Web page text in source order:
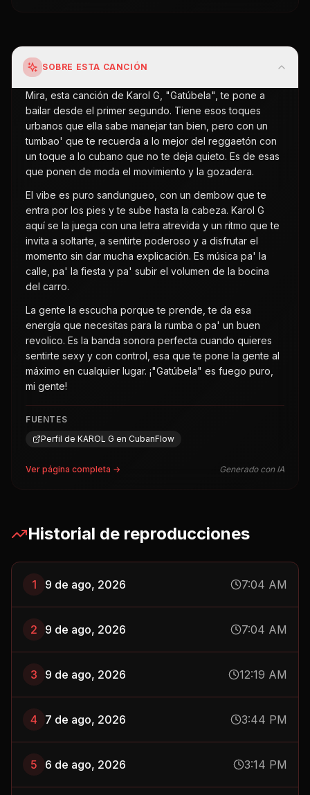
SOBRE ESTA CANCIÓN
Mira, esta canción de Karol G, "Gatúbela", te pone a
bailar desde el primer segundo. Tiene esos toques
urbanos que ella sabe manejar tan bien, pero con un
tumbao' que te recuerda a lo mejor del reggaetón con
un toque a lo cubano que no te deja quieto. Es de esas
que ponen de moda el movimiento y la gozadera.
El vibe es puro sandungueo, con un dembow que te
entra por los pies y te sube hasta la cabeza. Karol G
aquí se la juega con una letra atrevida y un ritmo que te
invita a soltarte, a sentirte poderoso y a disfrutar el
momento sin dar mucha explicación. Es música pa' la
calle, pa' la fiesta y pa' subir el volumen de la bocina
del carro.
La gente la escucha porque te prende, te da esa
energía que necesitas para la rumba o pa' un buen
revolico. Es la banda sonora perfecta cuando quieres
sentirte sexy y con control, esa que te pone la gente al
máximo en cualquier lugar. ¡"Gatúbela" es fuego puro,
mi gente!
FUENTES
Perfil de KAROL G en CubanFlow
Ver página completa → Generado con IA
Historial de reproducciones
1 9 de ago, 2026 7:04 AM
2 9 de ago, 2026 7:04 AM
3 9 de ago, 2026 12:19 AM
4 7 de ago, 2026 3:44 PM
5 6 de ago, 2026 3:14 PM